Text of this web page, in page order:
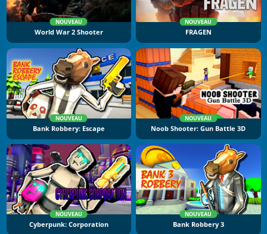
NOUVEAU
World War 2 Shooter
NOUVEAU
FRAGEN
NOUVEAU
Bank Robbery: Escape
NOUVEAU
Noob Shooter: Gun Battle 3D
NOUVEAU
Cyberpunk: Corporation
NOUVEAU
Bank Robbery 3